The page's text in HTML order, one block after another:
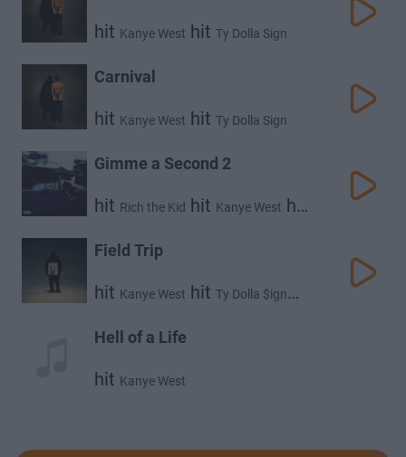
hit Kanye West hit Ty Dolla Sign
Carnival
hit Kanye West hit Ty Dolla Sign
Gimme a Second 2
hit Rich the Kid hit Kanye West hit
Field Trip
hit Kanye West hit Ty Dolla $ign
Hell of a Life
hit Kanye West